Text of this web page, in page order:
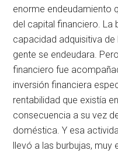
enorme endeudamiento
del capital financiero. La
capacidad adquisitiva
gente se endeudara.
financiero fue
inversión financiera
rentabilidad que existía
consecuencia a su vez
doméstica. Y esa
llevó a las burbujas, muy